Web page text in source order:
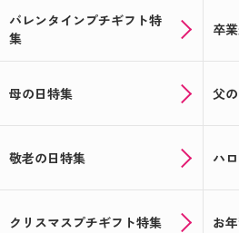
新年会の手土産に！！写真入
ルお菓子やドリンクで盛り上が
届け！
バレンタインプチギフト特
集
卒
母の日特集 父
敬老の日特集 ハ
クリスマスプチギフト特集 お